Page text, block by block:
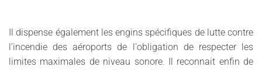
Il dispense également les engins spécifiques de lutte contre
l'incendie des aéroports de l'obligation de respecter les
limites maximales de niveau sonore. Il reconnait enfin de